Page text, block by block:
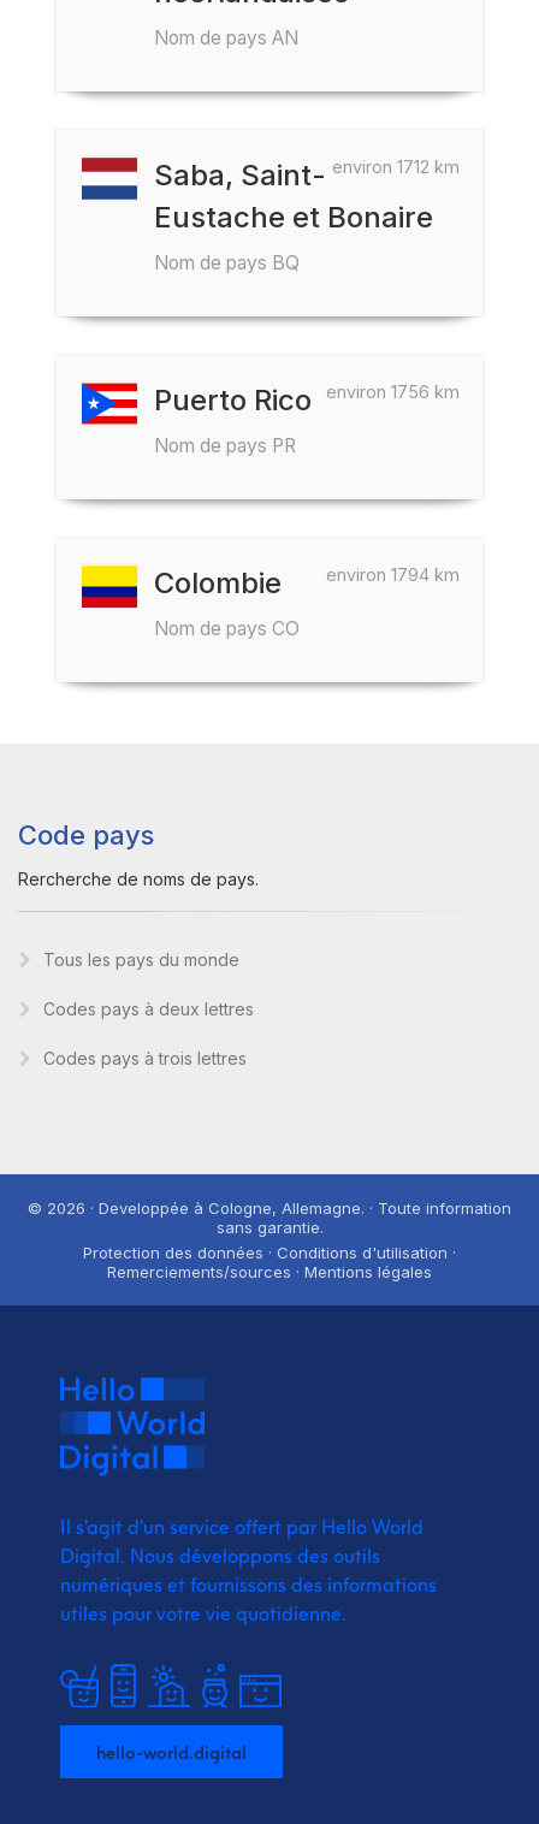
Nom de pays AN
environ 1712 km
Saba, Saint-
Eustache et Bonaire
Nom de pays BQ
environ 1756 km
Puerto Rico
Nom de pays PR
environ 1794 km
Colombie
Nom de pays CO
Code pays
Rercherche de noms de pays.
Tous les pays du monde
Codes pays à deux lettres
Codes pays à trois lettres
© 2026 · Developpée à Cologne, Allemagne. · Toute information
sans garantie.
Protection des données · Conditions d'utilisation ·
Remerciements/sources · Mentions légales
Il s'agit d'un service offert par Hello World
Digital. Nous développons des outils
numériques et fournissons des informations
utiles pour votre vie quotidienne.
hello-world.digital